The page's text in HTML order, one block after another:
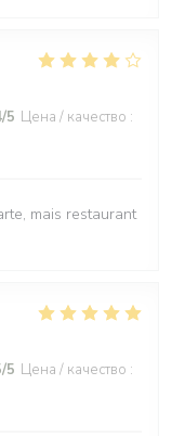
/5 Цена / качество :
mais restaurant
/5 Цена / качество :